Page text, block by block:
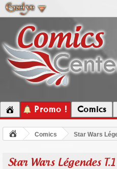
Promo ! Comics
Comics Star Wars
Star Wars Légendes T.1